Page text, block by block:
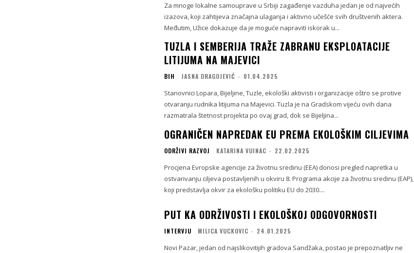
Za mnoge lokalne samouprave u Srbiji zagađenje vazduha jedan je od najvećih
izazova, koji zahtijeva značajna ulaganja i aktivno učešće svih društvenih aktera.
Međutim, Užice dokazuje da je moguće napraviti iskorak u...
TUZLA I SEMBERIJA TRAŽE ZABRANU EKSPLOATACIJE
LITIJUMA NA MAJEVICI
BIH JASNA DRAGOJEVIĆ - 01.04.2025
Stanovnici Lopara, Bijeljine, Tuzle, ekološki aktivisti i organizacije oštro se protive
otvaranju rudnika litijuma na Majevici. Tuzla je na Gradskom vijeću ovih dana
razmatrala štetnost projekta po ovaj grad, dok se Bijeljina...
OGRANIČEN NAPREDAK EU PREMA EKOLOŠKIM CILJEVIMA
ODRŽIVI RAZVOJ KATARINA VUINAC - 22.02.2025
Procjena Evropske agencije za životnu sredinu (EEA) donosi pregled napretka u
ostvarivanju ciljeva postavljenih u okviru 8. Programa akcije za životnu sredinu (EAP),
koji predstavlja okvir za ekološku politiku EU do 2030....
PUT KA ODRŽIVOSTI I EKOLOŠKOJ ODGOVORNOSTI
INTERVJU MILICA VUCKOVIC - 24.01.2025
Novi Pazar, jedan od najslikovitijih gradova Sandžaka, postao je prepoznatljiv ne